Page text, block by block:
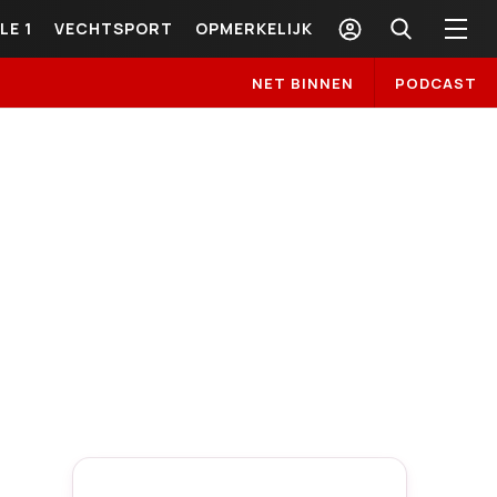
1 VECHTSPORT OPMERKELIJK
NET BINNEN PODCAST